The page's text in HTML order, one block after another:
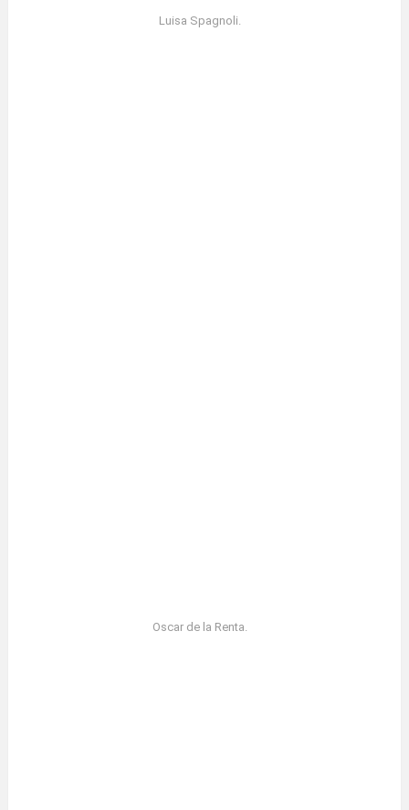
Luisa Spagnoli.
Oscar de la Renta.